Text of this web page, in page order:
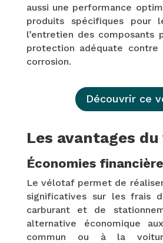
aussi une performance
produits spécifiques pour
l’entretien des composants
protection adéquate contre
corrosion.
Découvrir ce
Les avantages
Économies
Le vélotaf permet de
significatives sur les frais
carburant et de
alternative économique
commun ou à la